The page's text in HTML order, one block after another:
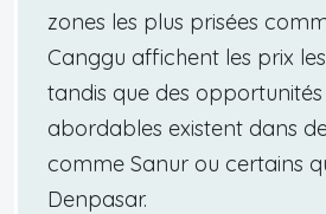
zones les plus prisées
Canggu affichent les prix
tandis que des opportunités
abordables existent dans
comme Sanur ou certains
Denpasar.